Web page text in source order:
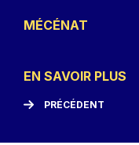
MÉCÉNAT
EN SAVOIR PLUS
PRÉCÉDENT